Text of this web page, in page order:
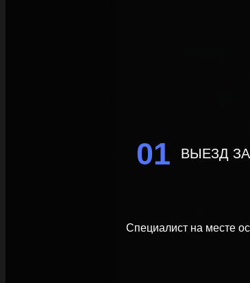
01 ВЫЕЗД
Специалист на месте